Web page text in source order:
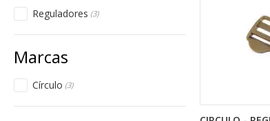
Reguladores (3)
Círculo (3)